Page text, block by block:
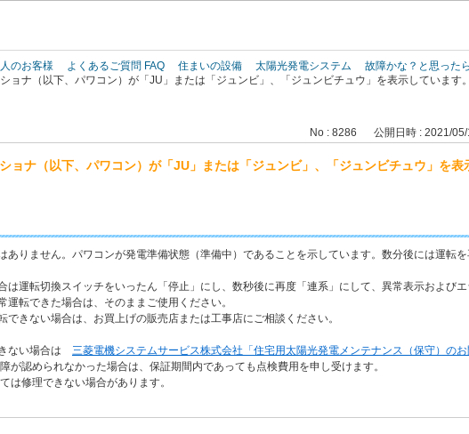
のお客様 よくあるご質問 FAQ 住まいの設備 太陽光発電システム
故障かな？と思ったら
ョナ（以下、パワコン）が「JU」または「ジュンビ」、「ジュンビチュウ」を表示しています
No : 8286 公開日時 : 2021/
ョナ（以下、パワコン）が「JU」または「ジュンビ」、「ジュンビチュウ」を表
ありません。パワコンが発電準備状態（準備中）であることを示しています。数分後には運転を
は運転切換スイッチをいったん「停止」にし、数秒後に再度「連系」にして、異常表示および
運転できた場合は、そのままご使用ください。
できない場合は、お買上げの販売店または工事店にご相談ください。
ない場合は 三菱電機システムサービス株式会社「住宅用太陽光発電メンテナンス（保守）のお
が認められなかった場合は、保証期間内であっても点検費用を申し受けます。
は修理できない場合があります。